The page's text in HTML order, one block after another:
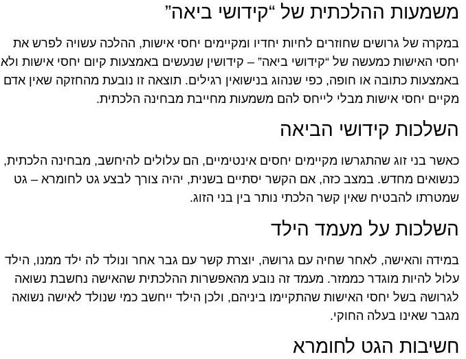
משמעות ההלכתית של “קידושי ביאה”
במקרה של גרושים שחוזרים לחיות יחדיו ומקיימים יחסי אישות, ההלכה עשויה לפרש את
יחסי האישות כמעשה של “קידושי ביאה” – קידושין שנעשים באמצעות קיום יחסי אישות ולא
באמצעות כתובה או חופה, כפי שנהוג בנישואין רגילים. תוצאה זו נובעת מהחזקה שאין אדם
מקיים יחסי אישות מבלי לייחס להם משמעות מחייבת מבחינה הלכתית.
השלכות קידושי הביאה
כאשר בני זוג שהתגרשו מקיימים יחסים אינטימיים, הם עלולים להיחשב, מבחינה הלכתית,
כנשואים מחדש. במצב כזה, אם הקשר יסתיים בשנית, יהיה צורך לבצע גט לחומרא – גט
שמטרתו להבטיח שאין קשר הלכתי נותר בין בני הזוג.
השלכות על מעמד הילד
במידה והאישה, לאחר שחיה עם גרושהּ, יוצרת קשר עם גבר אחר ונולד לה ילד ממנו, הילד
עלול להיות מוגדר כממזר. מעמד זה נובע מהאפשרות ההלכתית שהאישה נחשבת נשואה
לגרושהּ בשל יחסי האישות שהתקיימו ביניהם, ולכן הילד ייחשב כמי שנולד לאישה נשואה
מגבר שאינו בעלה החוקי.
חשיבות הגט לחומרא